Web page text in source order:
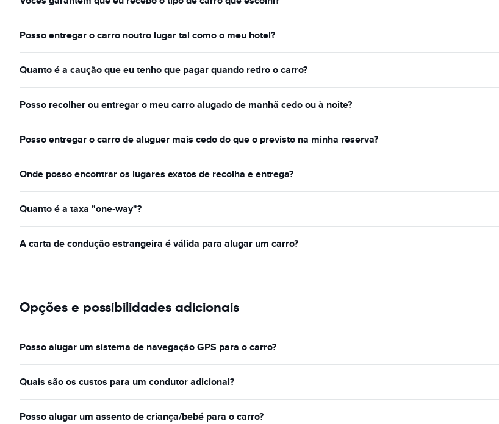
Posso entregar o carro noutro lugar tal como o meu hotel?
Quanto é a caução que eu tenho que pagar quando retiro o carro?
Posso recolher ou entregar o meu carro alugado de manhã cedo ou à noite?
Posso entregar o carro de aluguer mais cedo do que o previsto na minha reserva?
Onde posso encontrar os lugares exatos de recolha e entrega?
Quanto é a taxa "one-way"?
A carta de condução estrangeira é válida para alugar um carro?
Opções e possibilidades adicionais
Posso alugar um sistema de navegação GPS para o carro?
Quais são os custos para um condutor adicional?
Posso alugar um assento de criança/bebé para o carro?